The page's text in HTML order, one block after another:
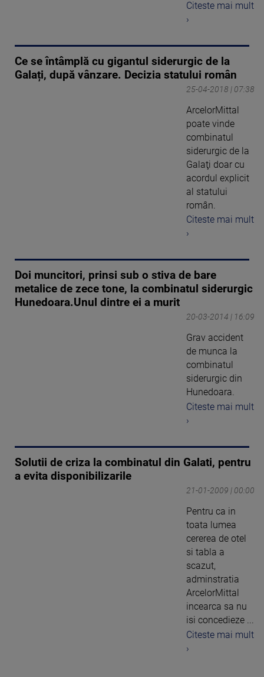
Citeste mai mult
›
Ce se întâmplă cu gigantul siderurgic de la
Galați, după vânzare. Decizia statului român
25-04-2018 | 07:38
ArcelorMittal
poate vinde
combinatul
siderurgic de la
Galaţi doar cu
acordul explicit
al statului
român.
Citeste mai mult
›
Doi muncitori, prinsi sub o stiva de bare
metalice de zece tone, la combinatul siderurgic
Hunedoara.Unul dintre ei a murit
20-03-2014 | 16:09
Grav accident
de munca la
combinatul
siderurgic din
Hunedoara.
Citeste mai mult
›
Solutii de criza la combinatul din Galati, pentru
a evita disponibilizarile
21-01-2009 | 00:00
Pentru ca in
toata lumea
cererea de otel
si tabla a
scazut,
adminstratia
ArcelorMittal
incearca sa nu
isi concedieze ...
Citeste mai mult
›